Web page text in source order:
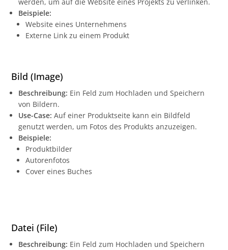
Beispiele:
Website eines Unternehmens
Externe Link zu einem Produkt
Bild (Image)
Beschreibung: Ein Feld zum Hochladen und Speichern
von Bildern.
Use-Case: Auf einer Produktseite kann ein Bildfeld
genutzt werden, um Fotos des Produkts anzuzeigen.
Beispiele:
Produktbilder
Autorenfotos
Cover eines Buches
Datei (File)
Beschreibung: Ein Feld zum Hochladen und Speichern